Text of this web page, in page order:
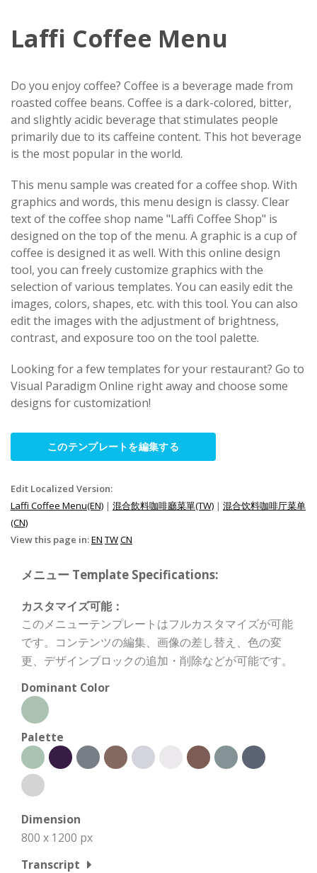
Laffi Coffee Menu
Do you enjoy coffee? Coffee is a beverage made from
roasted coffee beans. Coffee is a dark-colored, bitter,
and slightly acidic beverage that stimulates people
primarily due to its caffeine content. This hot beverage
is the most popular in the world.
This menu sample was created for a coffee shop. With
graphics and words, this menu design is classy. Clear
text of the coffee shop name "Laffi Coffee Shop" is
designed on the top of the menu. A graphic is a cup of
coffee is designed it as well. With this online design
tool, you can freely customize graphics with the
selection of various templates. You can easily edit the
images, colors, shapes, etc. with this tool. You can also
edit the images with the adjustment of brightness,
contrast, and exposure too on the tool palette.
Looking for a few templates for your restaurant? Go to
Visual Paradigm Online right away and choose some
designs for customization!
このテンプレートを編集する
Edit Localized Version:
Laffi Coffee Menu(EN) | 混合飲料咖啡廳菜單(TW) | 混合饮料咖啡厅菜单
(CN)
View this page in:EN TWCN
メニュー Template Specifications:
カスタマイズ可能：
このメニューテンプレートはフルカスタマイズが可能
です。コンテンツの編集、画像の差し替え、色の変
更、デザインブロックの追加・削除などが可能です。
Dominant Color
Palette
Dimension
800 x 1200 px
Transcript